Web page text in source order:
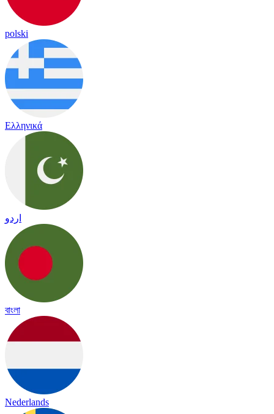
polski
Ελληνικά
اردو
বাংলা
Nederlands